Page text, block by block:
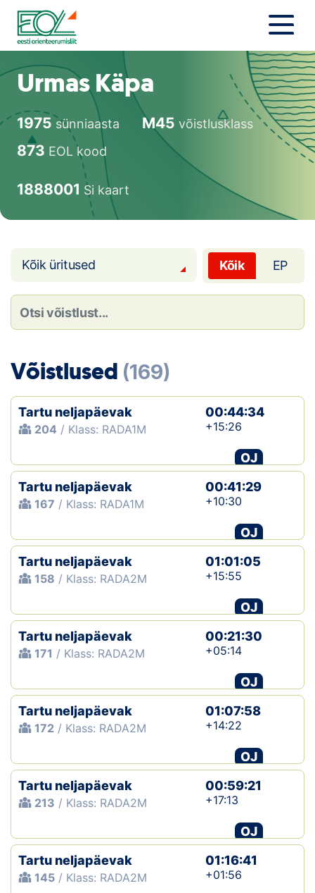
Liigu
sisu
juurde
Uudised
Orienteerujale
Eesti Orienteerumine 100!
Toetamine
Loha
Galerii
Kalender
Tule klubisse!
Tulemused
Dokumendid
Klubid
Suletud maastikud
Püsirajad
Koolitused
OTSI
Urmas Käpa
1975sünniaasta M45 võistlusklass
873 EOL kood
1888001 Si kaart
Kõik üritused Kõik EP
Võistlused (169)
Tartu neljapäevak
204 / Klass: RADA1M
00:44:34
+15:26
OJ
Tartu neljapäevak
167 / Klass: RADA1M
00:41:29
+10:30
OJ
Tartu neljapäevak
158 / Klass: RADA2M
01:01:05
+15:55
OJ
Tartu neljapäevak
171 / Klass: RADA2M
00:21:30
+05:14
OJ
Tartu neljapäevak
172 / Klass: RADA2M
01:07:58
+14:22
OJ
Tartu neljapäevak
213 / Klass: RADA2M
00:59:21
+17:13
OJ
Tartu neljapäevak
145 / Klass: RADA2M
01:16:41
+01:56